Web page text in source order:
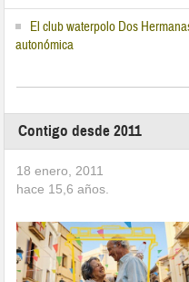
El club waterpolo Dos
autonómica
Contigo desde 2011
18 enero, 2011
hace 15,6 años.